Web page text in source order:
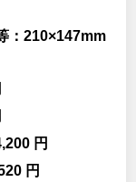
：210×147mm
円
円